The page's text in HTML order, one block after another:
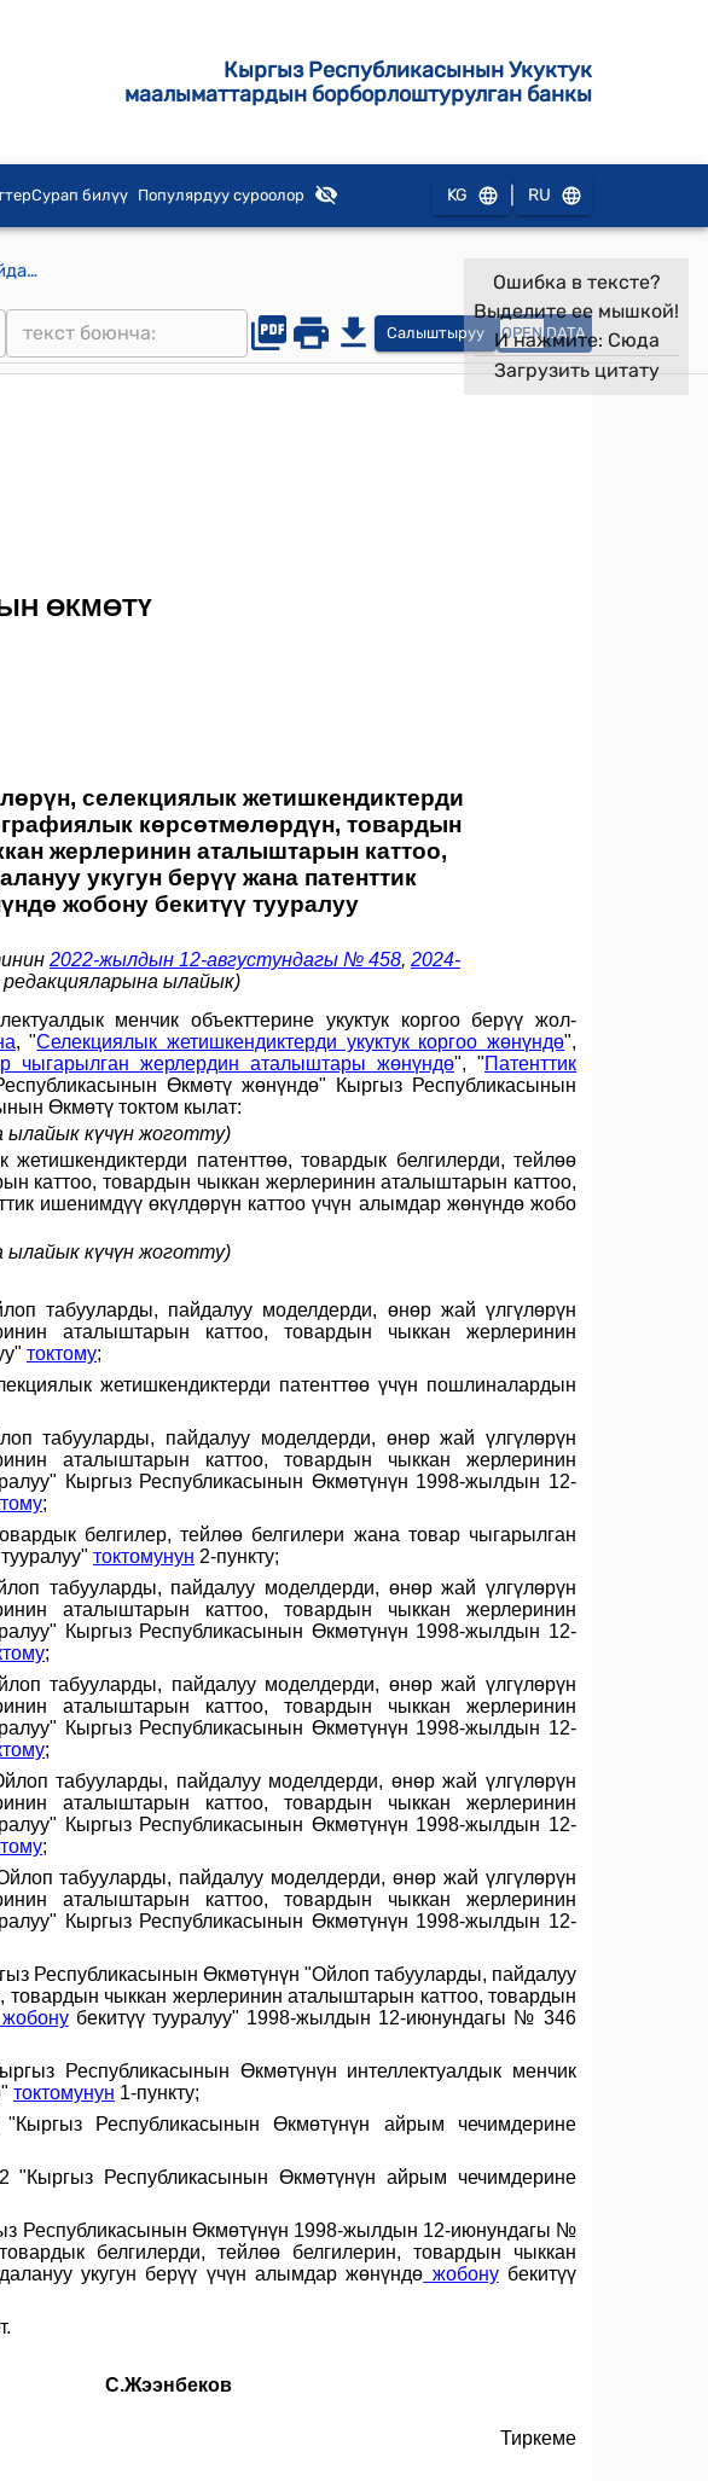
Кыргыз Республикасынын Укуктук
маалыматтардын борборлоштурулган банкы
Сурап билүү Популярдуу суроолор KG RU
КР Өкмөтүнүн 2016-жылдын 3-октябрындагы № 523 "Ойлоп табууларды, пайдалуу моделдерди, өнөр жай үлгүлөрүн, селекциялык жетишкендиктерди патенттөө, товардык белгилерди, тейлөө белгилерин, товардын чыккан жерлеринин аталыштарын каттоо, товардын чыккан жерлеринин аталыштарын каттоо, товарлардын чыккан жерлеринин аталыштарын пайдалануу укугун берүү жана патенттик ишенимдүү өкүлдөрүн каттоо үчүн алымдар жөнүндө жобону бекитүү тууралуу" токтому
Салыштыруу OPEN DATA
Ошибка в тексте?
Выделите ее мышкой!
И нажмите: Сюда
Загрузить цитату